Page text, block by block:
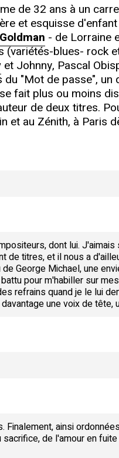
de 32 ans à un
et esquisse
- de Lorraine
blues- rock
et Johnny, Pascal
"Mot de passe",
fait plus ou moins
de deux titres.
au Zénith, à Paris
dont lui.
de titres, et il nous a
George Michael, une
pour m'habiller sur
refrains quand je le lui
une voix de tête,
ainsi
de l'amour en